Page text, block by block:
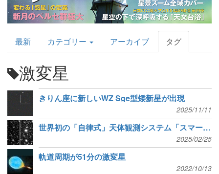
AstroArts
Topics
最新 カテゴリー アーカイブ タグ
激変星
きりん座に新しいWZ Sge型矮新星が出現
2025/11/11
世界初の「自律式」天体観測システム「スマートかなた」
2025/02/25
軌道周期が51分の激変星
2022/10/13